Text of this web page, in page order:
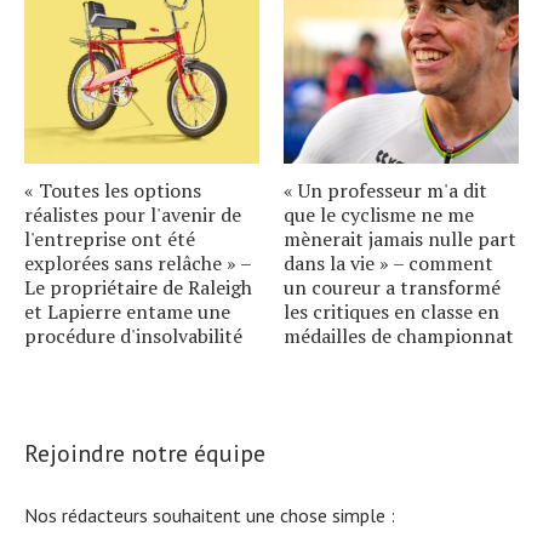
« Toutes les options
réalistes pour l'avenir de
l'entreprise ont été
explorées sans relâche » –
Le propriétaire de Raleigh
et Lapierre entame une
procédure d'insolvabilité
« Un professeur m'a dit
que le cyclisme ne me
mènerait jamais nulle part
dans la vie » – comment
un coureur a transformé
les critiques en classe en
médailles de championnat
Rejoindre notre équipe
Nos rédacteurs souhaitent une chose simple :